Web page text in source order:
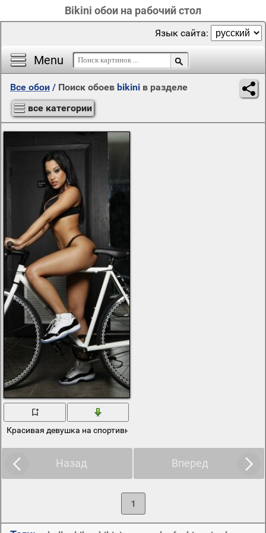
Bikini обои на рабочий стол
Menu
Язык сайта:
Все обои / Поиск обоев bikini в разделе
все категории
Красивая девушка на спортивном велосипеде
Назад Вперед
1